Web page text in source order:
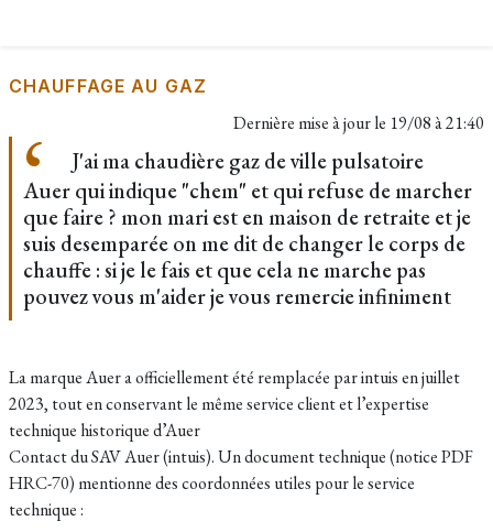
CHAUFFAGE AU GAZ
Dernière mise à jour le 19/08 à 21:40
J'ai ma chaudière gaz de ville pulsatoire
Auer qui indique "chem" et qui refuse de marcher
que faire ? mon mari est en maison de retraite et je
suis desemparée on me dit de changer le corps de
chauffe : si je le fais et que cela ne marche pas
pouvez vous m'aider je vous remercie infiniment
La marque Auer a officiellement été remplacée par intuis en juillet
2023, tout en conservant le même service client et l’expertise
technique historique d’Auer
Contact du SAV Auer (intuis). Un document technique (notice PDF
HRC-70) mentionne des coordonnées utiles pour le service
technique :